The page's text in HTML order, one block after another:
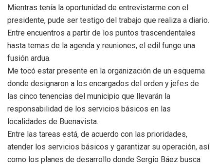
Mientras tenía la oportunidad de entrevistarme con el
presidente, pude ser testigo del trabajo que realiza a diario.
Entre encuentros a partir de los puntos trascendentales
hasta temas de la agenda y reuniones, el edil funge una
fusión ardua.
Me tocó estar presente en la organización de un esquema
donde designaron a los encargados del orden y jefes de
las cinco tenencias del municipio que llevarán la
responsabilidad de los servicios básicos en las
localidades de Buenavista.
Entre las tareas está, de acuerdo con las prioridades,
atender los servicios básicos y garantizar su operación, así
como los planes de desarrollo donde Sergio Báez busca